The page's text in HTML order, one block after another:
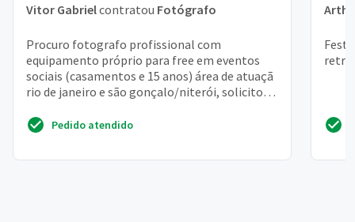
Vitor Gabrielcontratou Fotógrafo
Procuro fotografo profissional com
equipamento próprio para free em eventos
sociais (casamentos e 15 anos) área de atuaçã
rio de janeiro e são gonçalo/niterói, solicito
Pedido atendido